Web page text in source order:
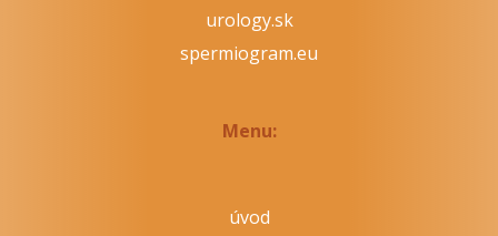
urology.sk
spermiogram.eu
Menu:
úvod